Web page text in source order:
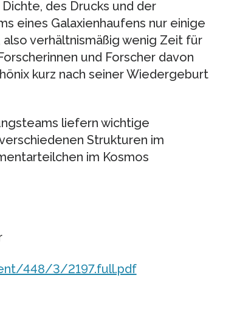
des Drucks und der
eines Galaxienhaufens nur einige
verhältnismäßig wenig Zeit für
und Forscher davon
kurz nach seiner Wiedergeburt
liefern wichtige
Strukturen im
im Kosmos
448/3/2197.full.pdf